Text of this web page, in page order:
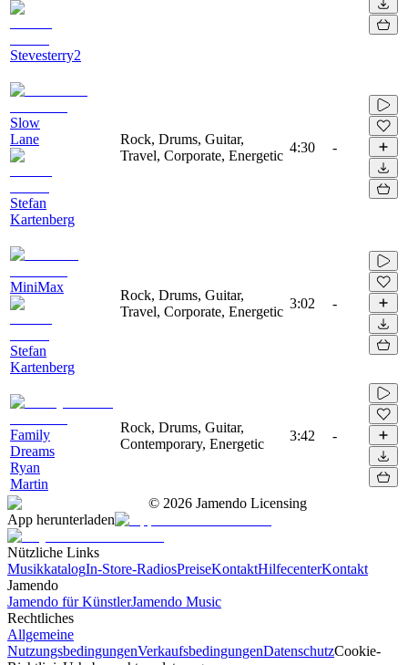
Stevesterry2
Slow
Lane
Stefan
Kartenberg
Rock, Drums, Guitar,
Travel, Corporate, Energetic
4:30 -
MiniMax
Stefan
Kartenberg
Rock, Drums, Guitar,
Travel, Corporate, Energetic
3:02 -
Family
Dreams
Ryan
Martin
Rock, Drums, Guitar,
Contemporary, Energetic
3:42 -
© 2026 Jamendo Licensing
App herunterladen
Nützliche Links
MusikkatalogIn-Store-RadiosPreiseKontaktHilfecenterKontakt
Jamendo
Jamendo für KünstlerJamendo Music
Rechtliches
Allgemeine
NutzungsbedingungenVerkaufsbedingungenDatenschutzCookie-